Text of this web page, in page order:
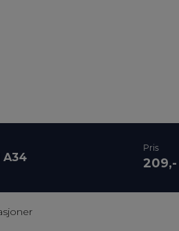
A34
Pris
209,-